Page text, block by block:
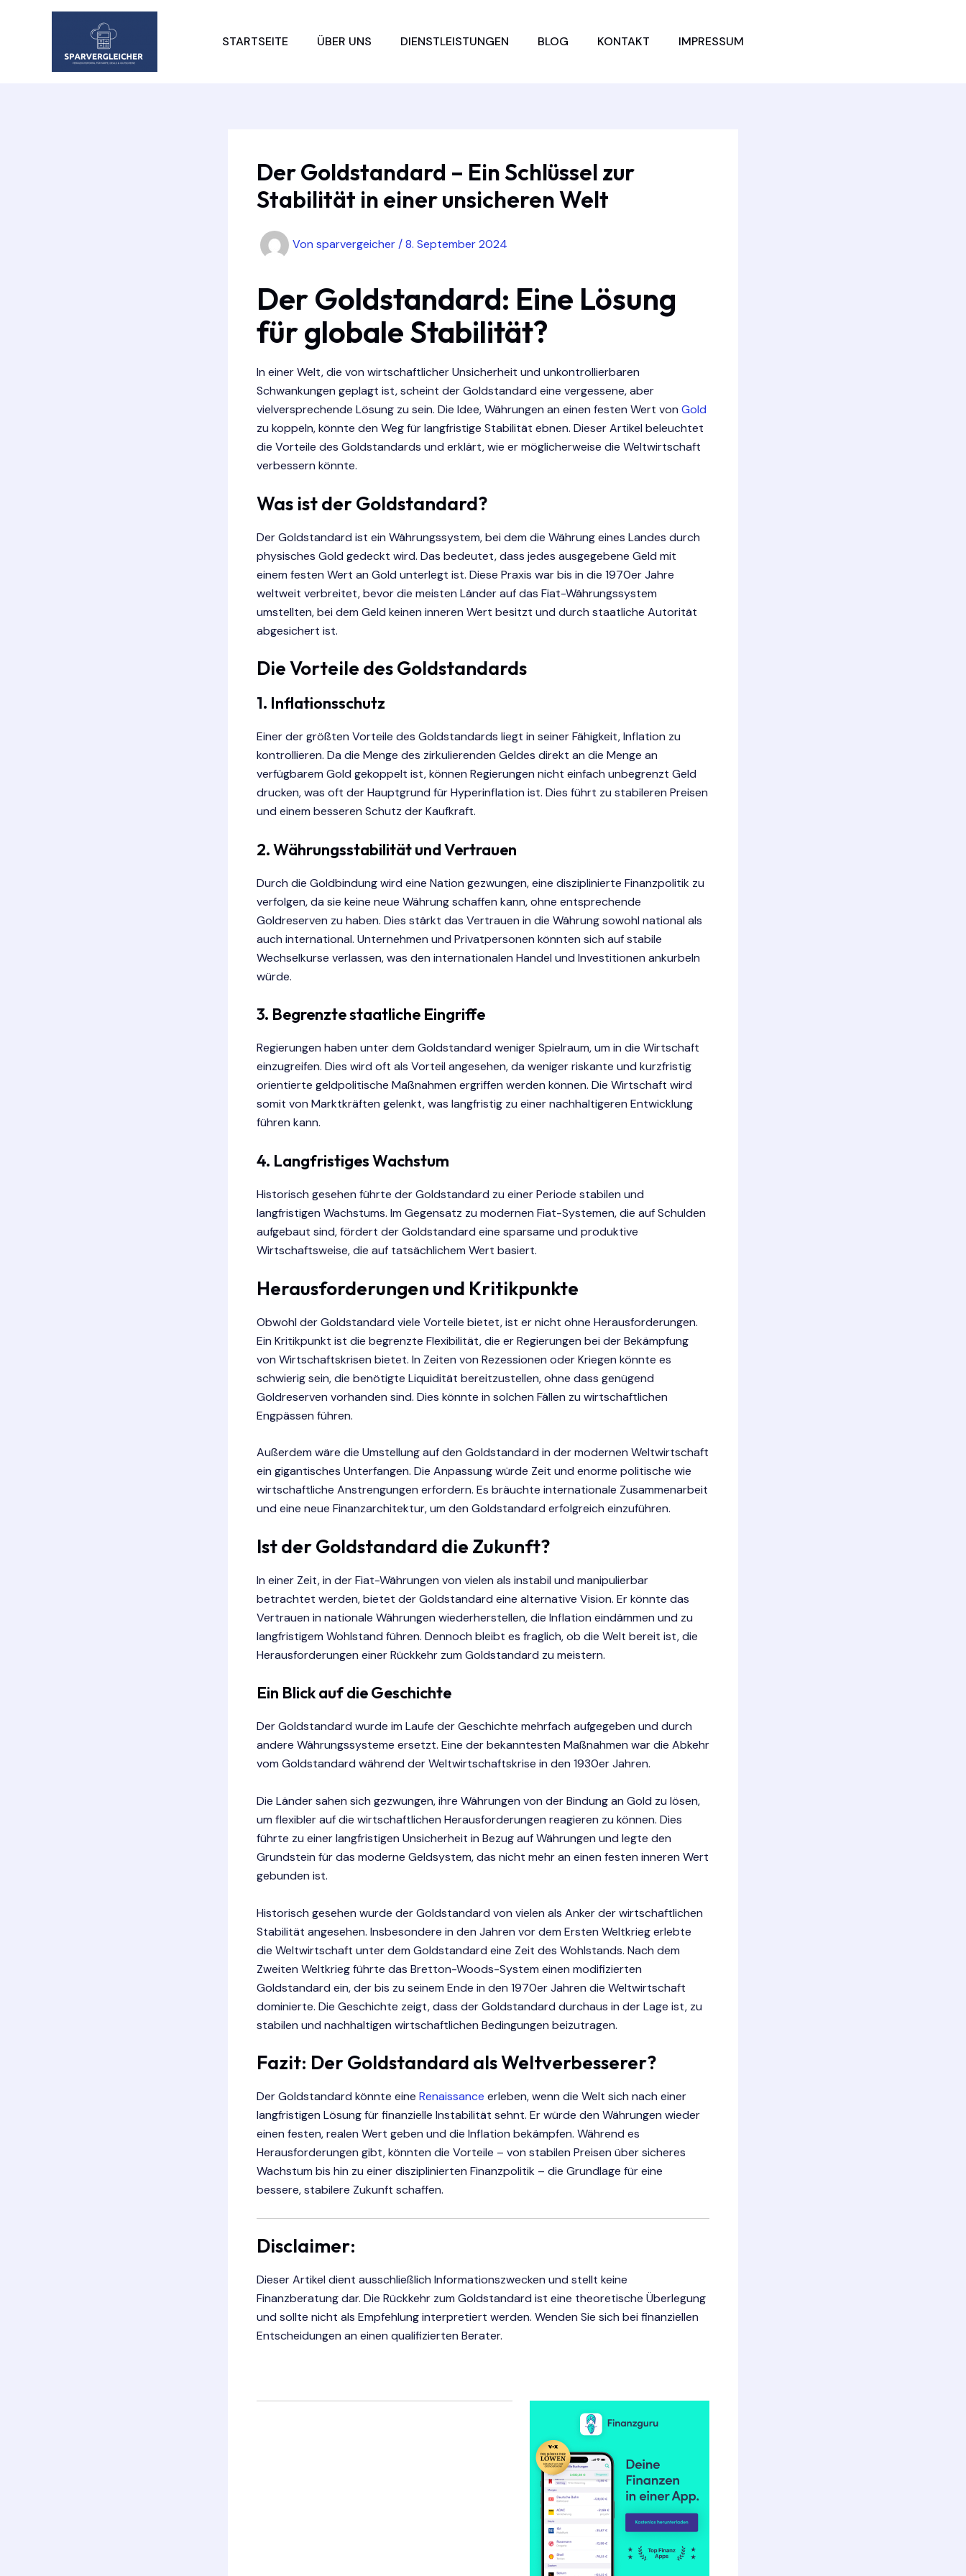
STARTSEITE ÜBER UNS DIENSTLEISTUNGEN BLOG KONTAKT IMPRESSUM
Der Goldstandard – Ein Schlüssel zur
Stabilität in einer unsicheren Welt
Von sparvergeicher /8. September 2024
Der Goldstandard: Eine Lösung
für globale Stabilität?
In einer Welt, die von wirtschaftlicher Unsicherheit und unkontrollierbaren
Schwankungen geplagt ist, scheint der Goldstandard eine vergessene, aber
vielversprechende Lösung zu sein. Die Idee, Währungen an einen festen Wert von Gold
zu koppeln, könnte den Weg für langfristige Stabilität ebnen. Dieser Artikel beleuchtet
die Vorteile des Goldstandards und erklärt, wie er möglicherweise die Weltwirtschaft
verbessern könnte.
Was ist der Goldstandard?
Der Goldstandard ist ein Währungssystem, bei dem die Währung eines Landes durch
physisches Gold gedeckt wird. Das bedeutet, dass jedes ausgegebene Geld mit
einem festen Wert an Gold unterlegt ist. Diese Praxis war bis in die 1970er Jahre
weltweit verbreitet, bevor die meisten Länder auf das Fiat-Währungssystem
umstellten, bei dem Geld keinen inneren Wert besitzt und durch staatliche Autorität
abgesichert ist.
Die Vorteile des Goldstandards
1. Inflationsschutz
Einer der größten Vorteile des Goldstandards liegt in seiner Fähigkeit, Inflation zu
kontrollieren. Da die Menge des zirkulierenden Geldes direkt an die Menge an
verfügbarem Gold gekoppelt ist, können Regierungen nicht einfach unbegrenzt Geld
drucken, was oft der Hauptgrund für Hyperinflation ist. Dies führt zu stabileren Preisen
und einem besseren Schutz der Kaufkraft.
2.Währungsstabilität und Vertrauen
Durch die Goldbindung wird eine Nation gezwungen, eine disziplinierte Finanzpolitik zu
verfolgen, da sie keine neue Währung schaffen kann, ohne entsprechende
Goldreserven zu haben. Dies stärkt das Vertrauen in die Währung sowohl national als
auch international. Unternehmen und Privatpersonen könnten sich auf stabile
Wechselkurse verlassen, was den internationalen Handel und Investitionen ankurbeln
würde.
3. Begrenzte staatliche Eingriffe
Regierungen haben unter dem Goldstandard weniger Spielraum, um in die Wirtschaft
einzugreifen. Dies wird oft als Vorteil angesehen, da weniger riskante und kurzfristig
orientierte geldpolitische Maßnahmen ergriffen werden können. Die Wirtschaft wird
somit von Marktkräften gelenkt, was langfristig zu einer nachhaltigeren Entwicklung
führen kann.
4. Langfristiges Wachstum
Historisch gesehen führte der Goldstandard zu einer Periode stabilen und
langfristigen Wachstums. Im Gegensatz zu modernen Fiat-Systemen, die auf Schulden
aufgebaut sind, fördert der Goldstandard eine sparsame und produktive
Wirtschaftsweise, die auf tatsächlichem Wert basiert.
Herausforderungen und Kritikpunkte
Obwohl der Goldstandard viele Vorteile bietet, ist er nicht ohne Herausforderungen.
Ein Kritikpunkt ist die begrenzte Flexibilität, die er Regierungen bei der Bekämpfung
von Wirtschaftskrisen bietet. In Zeiten von Rezessionen oder Kriegen könnte es
schwierig sein, die benötigte Liquidität bereitzustellen, ohne dass genügend
Goldreserven vorhanden sind. Dies könnte in solchen Fällen zu wirtschaftlichen
Engpässen führen.
Außerdem wäre die Umstellung auf den Goldstandard in der modernen Weltwirtschaft
ein gigantisches Unterfangen. Die Anpassung würde Zeit und enorme politische wie
wirtschaftliche Anstrengungen erfordern. Es bräuchte internationale Zusammenarbeit
und eine neue Finanzarchitektur, um den Goldstandard erfolgreich einzuführen.
Ist der Goldstandard die Zukunft?
In einer Zeit, in der Fiat-Währungen von vielen als instabil und manipulierbar
betrachtet werden, bietet der Goldstandard eine alternative Vision. Er könnte das
Vertrauen in nationale Währungen wiederherstellen, die Inflation eindämmen und zu
langfristigem Wohlstand führen. Dennoch bleibt es fraglich, ob die Welt bereit ist, die
Herausforderungen einer Rückkehr zum Goldstandard zu meistern.
Ein Blick auf die Geschichte
Der Goldstandard wurde im Laufe der Geschichte mehrfach aufgegeben und durch
andere Währungssysteme ersetzt. Eine der bekanntesten Maßnahmen war die Abkehr
vom Goldstandard während der Weltwirtschaftskrise in den 1930er Jahren.
Die Länder sahen sich gezwungen, ihre Währungen von der Bindung an Gold zu lösen,
um flexibler auf die wirtschaftlichen Herausforderungen reagieren zu können. Dies
führte zu einer langfristigen Unsicherheit in Bezug auf Währungen und legte den
Grundstein für das moderne Geldsystem, das nicht mehr an einen festen inneren Wert
gebunden ist.
Historisch gesehen wurde der Goldstandard von vielen als Anker der wirtschaftlichen
Stabilität angesehen. Insbesondere in den Jahren vor dem Ersten Weltkrieg erlebte
die Weltwirtschaft unter dem Goldstandard eine Zeit des Wohlstands. Nach dem
Zweiten Weltkrieg führte das Bretton-Woods-System einen modifizierten
Goldstandard ein, der bis zu seinem Ende in den 1970er Jahren die Weltwirtschaft
dominierte. Die Geschichte zeigt, dass der Goldstandard durchaus in der Lage ist, zu
stabilen und nachhaltigen wirtschaftlichen Bedingungen beizutragen.
Fazit: Der Goldstandard als Weltverbesserer?
Der Goldstandard könnte eine Renaissance erleben, wenn die Welt sich nach einer
langfristigen Lösung für finanzielle Instabilität sehnt. Er würde den Währungen wieder
einen festen, realen Wert geben und die Inflation bekämpfen. Während es
Herausforderungen gibt, könnten die Vorteile – von stabilen Preisen über sicheres
Wachstum bis hin zu einer disziplinierten Finanzpolitik – die Grundlage für eine
bessere, stabilere Zukunft schaffen.
Disclaimer:
Dieser Artikel dient ausschließlich Informationszwecken und stellt keine
Finanzberatung dar. Die Rückkehr zum Goldstandard ist eine theoretische Überlegung
und sollte nicht als Empfehlung interpretiert werden. Wenden Sie sich bei finanziellen
Entscheidungen an einen qualifizierten Berater.